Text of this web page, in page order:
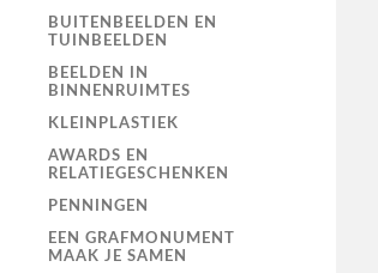
BUITENBEELDEN EN
TUINBEELDEN
BEELDEN IN
BINNENRUIMTES
KLEINPLASTIEK
AWARDS EN
RELATIEGESCHENKEN
PENNINGEN
EEN GRAFMONUMENT
MAAK JE SAMEN